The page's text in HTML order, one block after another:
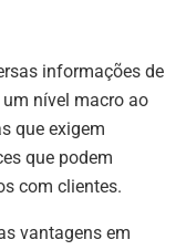
informações de
nível macro ao
que exigem
que podem
com clientes.
vantagens em